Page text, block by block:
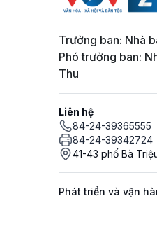
Trưởng ban: Nhà
Phó trưởng ban:
Thu
Liên hệ
84-24-39365555
84-24-39342724
41-43 phố Bà
Phát triển và vận